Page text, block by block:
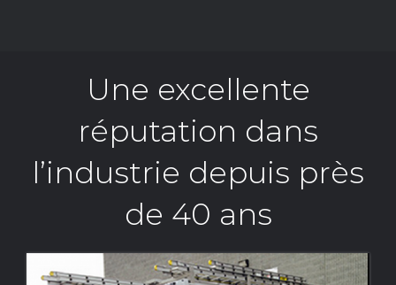
Une excellente
réputation dans
l’industrie depuis près
de 40 ans